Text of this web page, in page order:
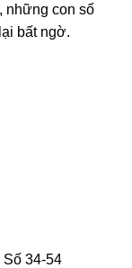
những con số
bất ngờ.
Số 34-54